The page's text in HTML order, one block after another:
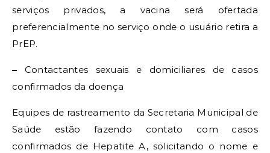
serviços privados, a vacina será ofertada
preferencialmente no serviço onde o usuário retira a
PrEP.
– Contactantes sexuais e domiciliares de casos
confirmados da doença
Equipes de rastreamento da Secretaria Municipal de
Saúde estão fazendo contato com casos
confirmados de Hepatite A, solicitando o nome e